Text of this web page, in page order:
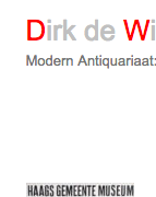
Dirk de W
Modern